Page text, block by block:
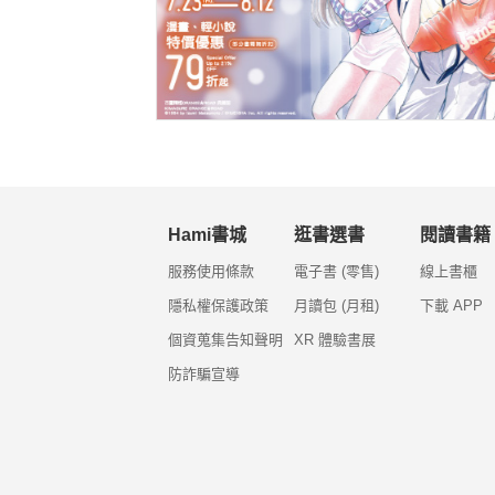
Hami書城
服務使用條款
隱私權保護政策
個資蒐集告知聲明
防詐騙宣導
逛書選書
電子書 (零售)
月讀包 (月租)
XR 體驗書展
閱讀書籍
線上書櫃
下載 APP